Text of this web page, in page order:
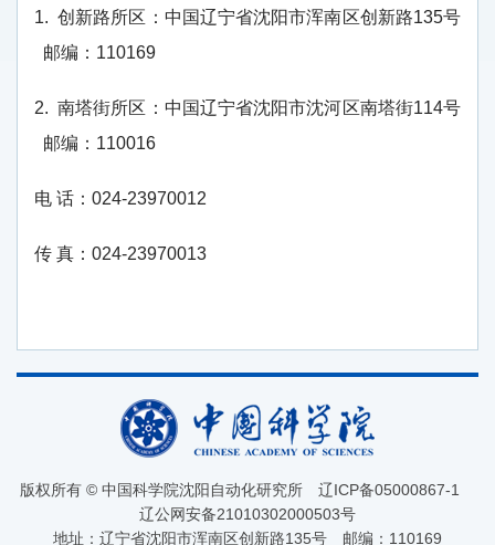
1. 创新路所区：中国辽宁省沈阳市浑南区创新路135号
邮编： 110169
2. 南塔街所区：中国辽宁省沈阳市沈河区南塔街114号
邮编： 110016
电 话： 024-23970012
传 真： 024-23970013
版权所有 © 中国科学院沈阳自动化研究所 辽ICP备05000867-1
辽公网安备21010302000503号
地址：辽宁省沈阳市浑南区创新路135号 邮编：110169